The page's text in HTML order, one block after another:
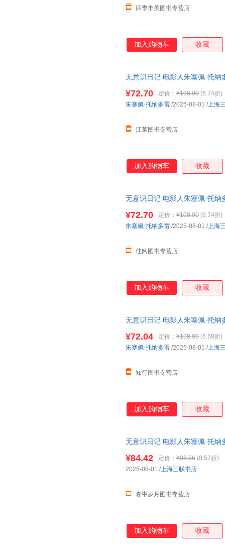
四季丰美图书专营店
加入购物车 收藏
无意识日记 电影人朱塞佩·托
在线客服有优惠
¥72.70 定价： ¥108.00 (6.74折)
江莱图书专营店
朱塞佩·托纳多雷 /2025-08-01 /上海
加入购物车 收藏
无意识日记 电影人朱塞佩·托
¥72.70 定价： ¥108.00 (6.74折)
佳阅图书专营店
朱塞佩·托纳多雷 /2025-08-01 /上海
加入购物车 收藏
无意识日记 电影人朱塞佩·托
¥72.04 定价： ¥108.00 (6.68折)
知行图书专营店
朱塞佩·托纳多雷 /2025-08-01 /上海
加入购物车 收藏
无意识日记 电影人朱塞佩·托
¥84.42 定价： ¥98.56 (8.57折)
卷中岁月图书专营店
2025-08-01 /上海三联书店
加入购物车 收藏